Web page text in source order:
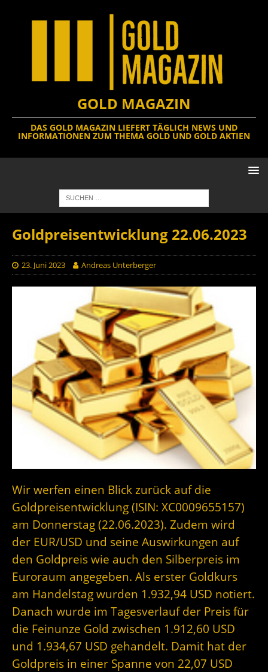
GOLD MAGAZIN
DAS GOLD MAGAZIN LIEFERT TÄGLICH NEWS UND
INFORMATIONEN ZUM THEMA GOLD UND GOLD AKTIEN
Goldpreisentwicklung 22.06.2023
23. Juni 2023 Andreas Unterberger
Wir werfen einen Blick zurück auf die
Goldpreisentwicklung (ISIN: XC0009655157)
am Donnerstag (22.06.2023). Zudem wird
der EUR/USD und seine Auswirkungen auf
den Goldpreis wie auch den Silberpreis im
Euroraum angegeben. Als erster Goldkurs
am Handelstag wurden 1.932,94 USD notiert.
Danach wurde im Tagesverlauf der Preis für
die Feinunze Gold zwischen 1.912,60 USD
und 1.934,67 USD gehandelt. Damit hat der
Goldpreis in einer Spanne von 22,07 USD